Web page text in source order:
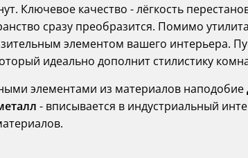
Ключевое качество - лёгкость
сразу преобразится. Помимо
элементом вашего интерьера.
идеально дополнит стилистику
элементами из материалов наподобие
- вписывается в индустриальный